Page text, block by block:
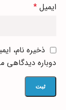
ایمیل *
ذخیره نام،
دوباره دیدگاهی